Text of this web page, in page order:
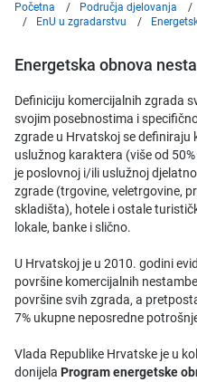
Početna Područja djelovanja
EnU u zgradarstvu
Energetska obnova
Definiciju komercijalnih zgrada
svojim posebnostima i
zgrade u Hrvatskoj se definiraju
uslužnog karaktera (više od
je poslovnoj i/ili uslužnoj
zgrade (trgovine, veletrgovine,
skladišta), hotele i ostale
lokale, banke i slično.
U Hrvatskoj je u 2010. godini
površine komercijalnih
površine svih zgrada, a
7% ukupne neposredne
Vlada Republike Hrvatske je u
donijela Program energetske